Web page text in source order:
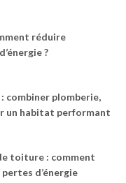
réduire
?
combiner plomberie,
un habitat performant
toiture : comment
d’énergie